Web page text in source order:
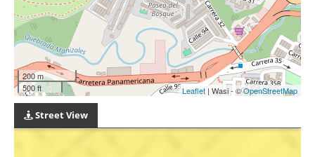
200 m
500 ft
Leaflet| Wasi - ©OpenStreetMap
Street View